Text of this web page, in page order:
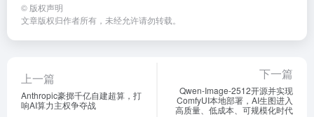
© 版权声明
文章版权归作者所有，未经允许请勿转载。
上一篇
Anthropic豪掷千亿自建超算，打
响AI算力主权争夺战
下一篇
Qwen-Image-2512开源并实现
ComfyUI本地部署，AI生图进入
高质量、低成本、可规模化时代